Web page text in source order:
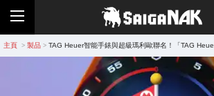
主頁 > 製品 > TAG Heuer智能手錶與超級瑪利歐聯名！「TAG